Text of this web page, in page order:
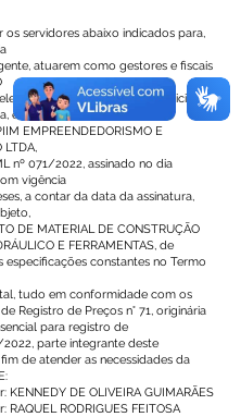
os servidores abaixo indicados para,
atuarem como gestores e fiscais
entre a Prefeitura Municipal
e
EMPREENDEDORISMO E
LTDA,
nº 071/2022, assinado no dia
vigência
a contar da data da assinatura,
DE MATERIAL DE CONSTRUÇÃO
E FERRAMENTAS, de
especificações constantes no Termo
tudo em conformidade com os
Registro de Preços n° 71, originária
para registro de
2022, parte integrante deste
de atender as necessidades da
KENNEDY DE OLIVEIRA GUIMARÃES
RAQUEL RODRIGUES FEITOSA